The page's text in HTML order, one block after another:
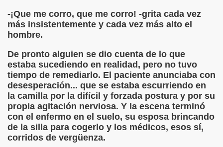
-¡Que me corro, que me corro! -grita cada vez
más insistentemente y cada vez más alto el
hombre.
De pronto alguien se dio cuenta de lo que
estaba sucediendo en realidad, pero no tuvo
tiempo de remediarlo. El paciente anunciaba con
desesperación... que se estaba escurriendo en
la camilla por la difícil y forzada postura y por su
propia agitación nerviosa. Y la escena terminó
con el enfermo en el suelo, su esposa brincando
de la silla para cogerlo y los médicos, esos sí,
corridos de vergüenza.
(Jorge Llopis)
Jiménez)
de Ella
RNE)
Pose)
Samaniego)